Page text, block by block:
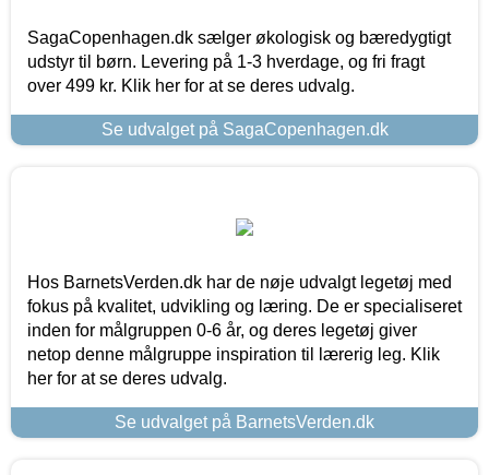
SagaCopenhagen.dk sælger økologisk og bæredygtigt
udstyr til børn. Levering på 1-3 hverdage, og fri fragt
over 499 kr. Klik her for at se deres udvalg.
Se udvalget på SagaCopenhagen.dk
Hos BarnetsVerden.dk har de nøje udvalgt legetøj med
fokus på kvalitet, udvikling og læring. De er specialiseret
inden for målgruppen 0-6 år, og deres legetøj giver
netop denne målgruppe inspiration til lærerig leg. Klik
her for at se deres udvalg.
Se udvalget på BarnetsVerden.dk